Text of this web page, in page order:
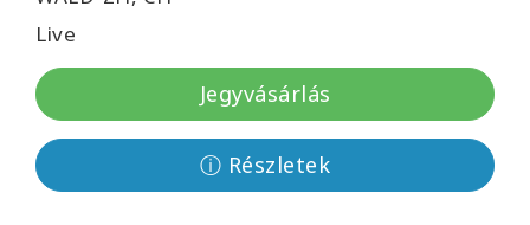
Régiók
Tanfolyamok
Facilitators
Live
Jegyvásárlás
ⓘ Részletek